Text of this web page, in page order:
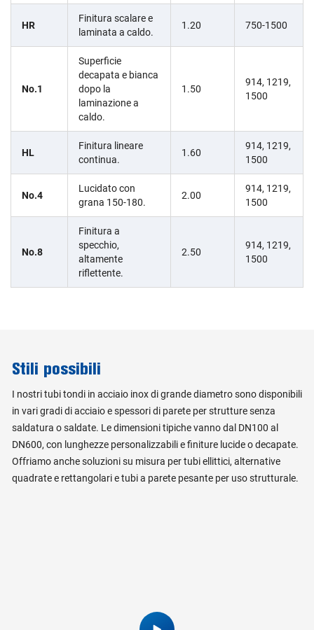
HR
Finitura scalare e
laminata a caldo.
1.20 750-1500
No.1
Superficie
decapata e bianca
dopo la
laminazione a
caldo.
1.50
914, 1219,
1500
HL
Finitura lineare
continua.
1.60
914, 1219,
1500
No.4
Lucidato con
grana 150-180.
2.00
914, 1219,
1500
No.8
Finitura a
specchio,
altamente
riflettente.
2.50
914, 1219,
1500
Stili possibili
I nostri tubi tondi in acciaio inox di grande diametro sono disponibili
in vari gradi di acciaio e spessori di parete per strutture senza
saldatura o saldate. Le dimensioni tipiche vanno dal DN100 al
DN600, con lunghezze personalizzabili e finiture lucide o decapate.
Offriamo anche soluzioni su misura per tubi ellittici, alternative
quadrate e rettangolari e tubi a parete pesante per uso strutturale.